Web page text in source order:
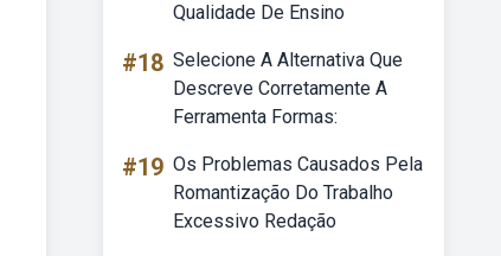
Qualidade De Ensino
#18 Selecione A Alternativa Que
Descreve Corretamente A
Ferramenta Formas:
#19 Os Problemas Causados Pela
Romantização Do Trabalho
Excessivo Redação